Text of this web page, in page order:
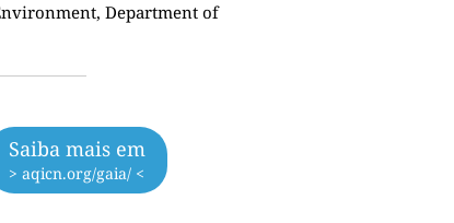
Department of
Saiba mais em
> aqicn.org/gaia/ <